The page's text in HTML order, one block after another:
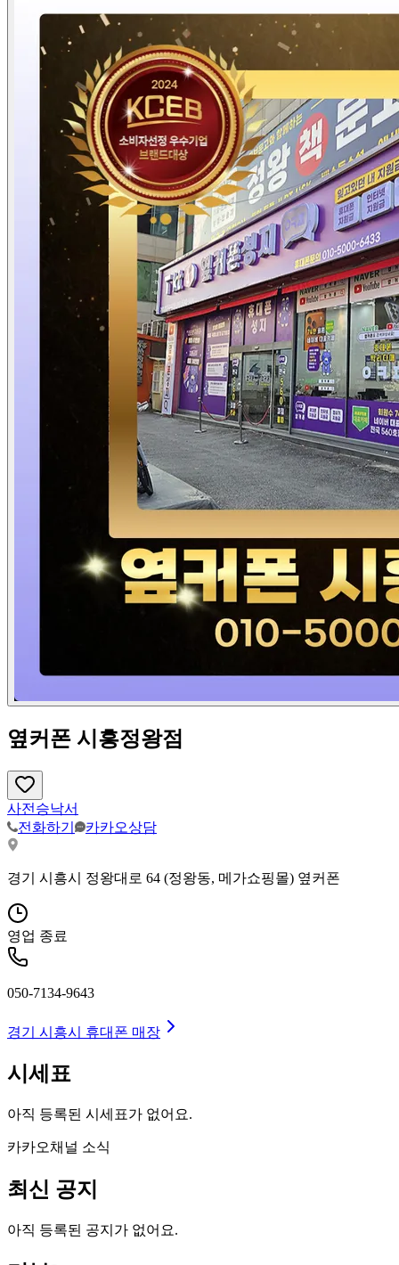
옆커폰 시흥정왕점
사전승낙서
전화하기
카카오상담
경기 시흥시 정왕대로 64 (정왕동, 메가쇼핑몰) 옆커폰
영업 종료
050-7134-9643
경기 시흥시 휴대폰 매장
시세표
아직 등록된 시세표가 없어요.
카카오채널 소식
최신 공지
아직 등록된 공지가 없어요.